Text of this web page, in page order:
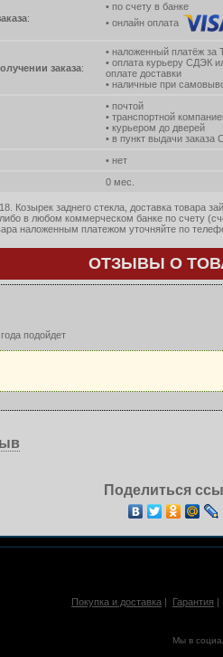
:
• по счету в банке
• онлайн оплата
заказа:
• наложенный платёж за
• оплата курьеру СДЭК
оплате доставки
• наличные при
• почтой
• транспортной
• курьером до дверей
• в пункт выдачи заказа
• нет
0 мес.
Козырек заднего стекла, доставка товара
либо в любом коммерческом банке по счету
наложенным платежом уточняйте по
ОТЗЫВЫ О
подойдет
Поделиться
Покупка и доставка | Гарантия
Мы в